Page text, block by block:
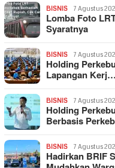
BISNIS 7 Agustus
Lomba Foto
Syaratnya
BISNIS 7 Agustus
Holding
Lapangan Kerj…
BISNIS 7 Agustus
Holding
Berbasis
BISNIS 7 Agustus
Hadirkan BRIF